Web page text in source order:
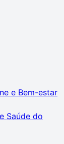
e Bem-estar
Saúde do